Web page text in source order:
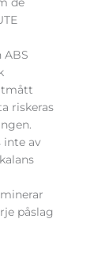
ABS
riskeras
inte av
påslag